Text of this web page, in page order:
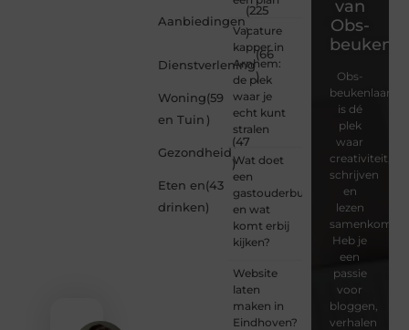
Aanbiedingen
(225
)
Dienstverlening
(66
)
Woning
en Tuin
(59
)
Gezondheid
(47
)
Eten en
drinken
(43
)
Vacature
kapper in
Arnhem:
de plek
waar je
echt kunt
stralen
Wat doet
een
gastouderbureau
en wat
komt erbij
kijken?
Website
laten
maken in
Eindhoven?
van
Obs-
Obs-
beukenlaan.nl
is dé
plek
waar
creativiteit,
schrijven
en
lezen
samenkomen.
Heb je
een
passie
voor
bloggen,
verhalen